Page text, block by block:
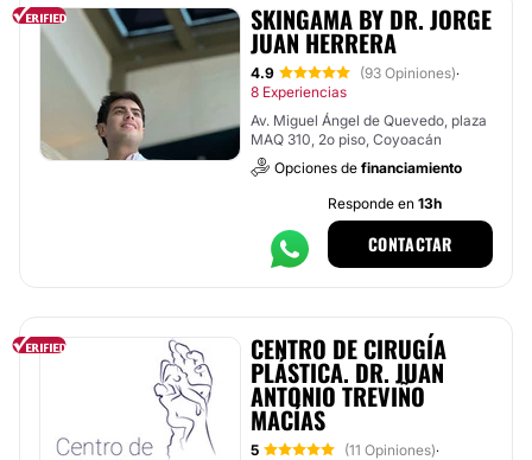
SKINGAMA BY DR. JORGE
JUAN HERRERA
4.9 (93 Opiniones)·
8 Experiencias
Av. Miguel Ángel de Quevedo, plaza
MAQ 310, 2o piso, Coyoacán
Opciones de financiamiento
Responde en 13h
CONTACTAR
CENTRO DE CIRUGÍA
PLÁSTICA. DR. JUAN
ANTONIO TREVIÑO
MACÍAS
5 (11 Opiniones)·